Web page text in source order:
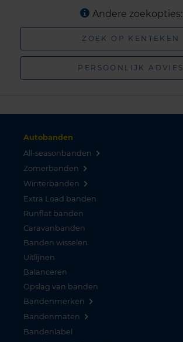
Andere zoekopties:
ZOEK OP KENTEKEN
PERSOONLIJK ADVIES
Autobanden
All-seasonbanden
Zomerbanden
Winterbanden
Extra Load banden
Runflat banden
Caravanbanden
Banden wisselen
Uitlijnen
Balanceren
Opslag van banden
Bandenmerken
Bandenmaten
Bandenlabel